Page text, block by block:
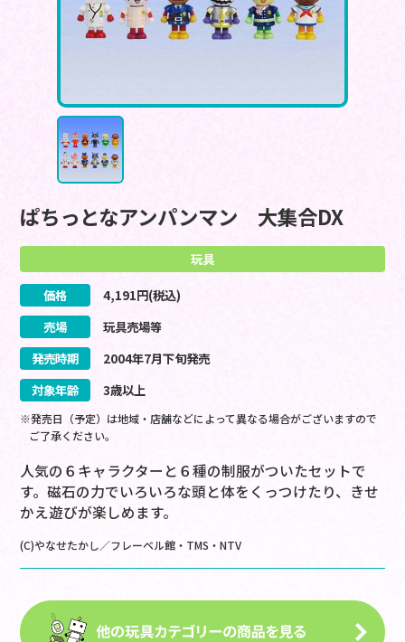
ぱちっとなアンパンマン 大集合DX
玩具
価格 4,191円(税込)
売場
玩具売場等
発売時期
2004年7月下旬発売
対象年齢
3歳以上
※発売日（予定）は地域・店舗などによって異なる場合がございますので
ご了承ください。
人気の６キャラクターと６種の制服がついたセットで
す。磁石の力でいろいろな頭と体をくっつけたり、きせ
かえ遊びが楽しめます。
(C)やなせたかし／フレーベル館・TMS・NTV